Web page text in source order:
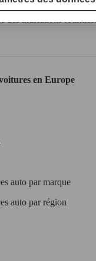
indications fournies.
en Europe
auto par marque
auto par région